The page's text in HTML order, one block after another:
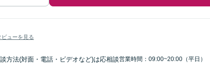
ビューを見る
方法(対面・電話・ビデオなど)は応相談営業時間：09:00~20:00（平日）